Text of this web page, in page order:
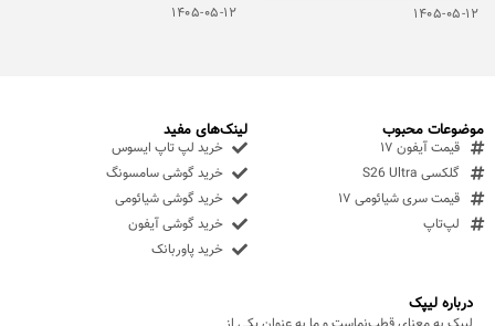
۱۴۰۵-۰۵-۱۲
۱۴۰۵-۰۵-۱۲
درباره لیپک
موضوعات محبوب
قیمت آیفون ۱۷
گلکسی S26 Ultra
قیمت سری شیائومی ۱۷
لپ‌تاپ
لینک‌های مفید
خرید لپ تاپ ایسوس
خرید گوشی سامسونگ
خرید گوشی شیائومی
خرید گوشی آیفون
خرید پاوربانک